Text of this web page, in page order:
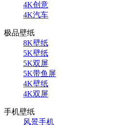
4K创意
4K汽车
极品壁纸
8K壁纸
5K壁纸
5K双屏
5K带鱼屏
4K壁纸
4K双屏
手机壁纸
风景手机